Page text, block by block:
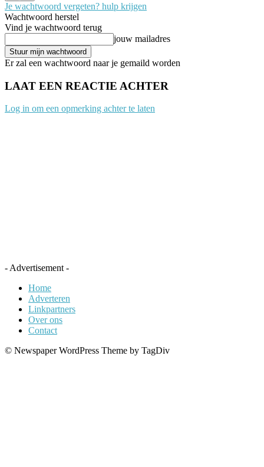
Je wachtwoord vergeten? hulp krijgen
Wachtwoord herstel
Vind je wachtwoord terug
jouw mailadres
Er zal een wachtwoord naar je gemaild worden
LAAT EEN REACTIE ACHTER
Log in om een opmerking achter te laten
- Advertisement -
Home
Adverteren
Linkpartners
Over ons
Contact
© Newspaper WordPress Theme by TagDiv